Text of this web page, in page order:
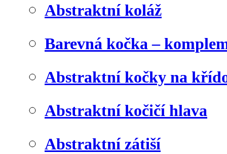
Abstraktní koláž
Barevná kočka –
Abstraktní kočky na
Abstraktní kočičí hlava
Abstraktní zátiší